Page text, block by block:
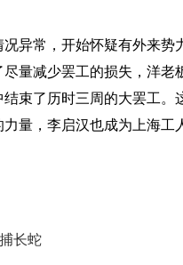
常，开始怀疑有外来势
量减少罢工的损失，洋老
束了历时三周的大罢工。
量，李启汉也成为上海工
长蛇